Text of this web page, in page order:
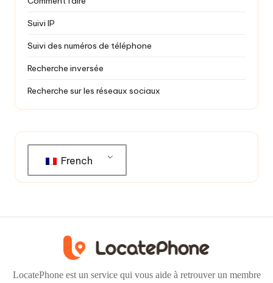
Suivi IP
Suivi des numéros de téléphone
Recherche inversée
Recherche sur les réseaux sociaux
French
LocatePhone est un service qui vous aide à retrouver un membre